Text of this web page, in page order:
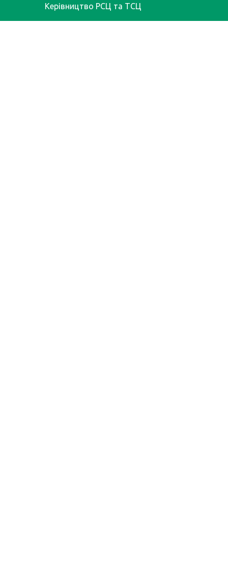
Керівництво РСЦ та ТСЦ